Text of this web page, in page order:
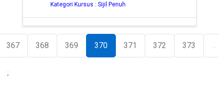
Kategori Kursus : Sijil Penuh
367 368 369 370 371 372 373 ...
;